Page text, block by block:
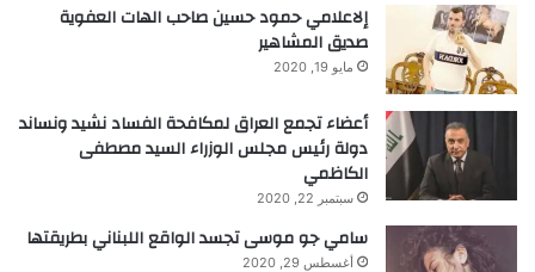
إلاعلامي حمود حسين صاحب الهات العفوية
صديق المشاهير
مايو 19, 2020
أعضاء تجمع العراق لمكافحة الفساد نشيد ونساند
دولة رئيس مجلس الوزراء السيد مصطفى
الكاظمي
سبتمبر 22, 2020
سامي جو موسى تجسد الواقع اللبناني بطريقتها
أغسطس 29, 2020